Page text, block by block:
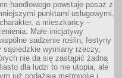
handlowego powstaje pasaż z
punktami usługowymi,
a mieszkańcy –
Małe inicjatywy
sadzenie roślin, festyny
sąsiedzkie wymiany rzeczy,
nie da się zastąpić żadną
dla ludzi to nie utopia, ale
już podążają metropolie i